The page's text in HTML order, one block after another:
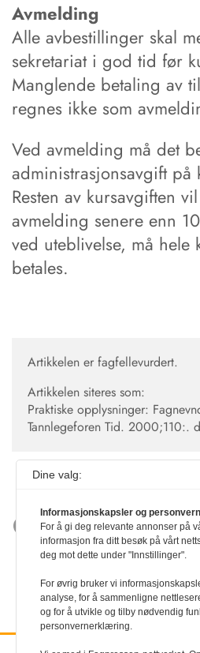
Avmelding
Alle avbestillinger skal
sekretariat i god tid før
Manglende betaling av
regnes ikke som
Ved avmelding må det
administrasjonsavgift
Resten av kursavgiften
avmelding senere enn
ved uteblivelse, må hele
betales.
Artikkelen er fagfellevurdert.
Artikkelen siteres som:
Praktiske opplysninger:
Tannlegeforen Tid. 2000;110:.
Dine valg:
Informasjonskapsler og personvern
For å gi deg relevante annonser på
informasjon fra ditt besøk på vårt
deg mot dette under "Innstillinger".
For øvrig bruker vi
analyse, for å sammenligne
og for å utvikle og tilby nødvendig
personvernerklæring.